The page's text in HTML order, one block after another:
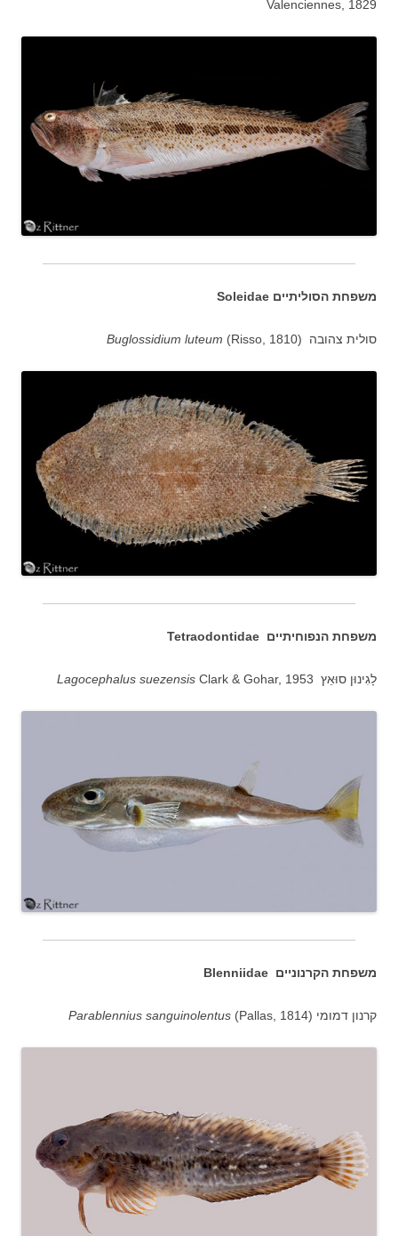
Valenciennes, 1829
משפחת הסוליתיים Soleidae
סולית צהובה ( Buglossidium luteum (Risso, 1810
משפחת הנפוחיתיים Tetraodontidae
לָגִינוּן סוּאֵץ Lagocephalus suezensis Clark & Gohar, 1953
משפחת הקרנוניים Blenniidae
קרנון דמומי Parablennius sanguinolentus (Pallas, 1814)